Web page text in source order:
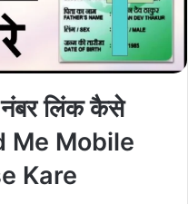
नंबर लिंक कैसे
Me Mobile
Kare